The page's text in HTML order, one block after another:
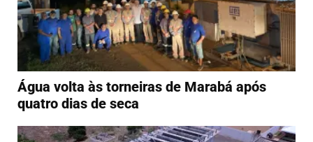
Água volta às torneiras de Marabá após
quatro dias de seca